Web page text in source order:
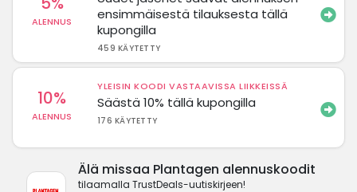
ALENNUS
ensimmäisestä tilauksesta tällä
kupongilla
459 KÄYTETTY
10%
ALENNUS
YLEISIN KOODI VASTAAVISSA LIIKKEISSÄ
Säästä 10% tällä kupongilla
176 KÄYTETTY
Älä missaa Plantagen alennuskoodit
tilaamalla TrustDeals-uutiskirjeen!